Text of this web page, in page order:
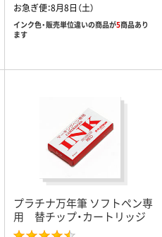
お急ぎ便：8月8日（土）
インク色・販売単位違いの商品が5商品あり
ます
プラチナ万年筆 ソフトペン専
用 替チップ・カートリッジ